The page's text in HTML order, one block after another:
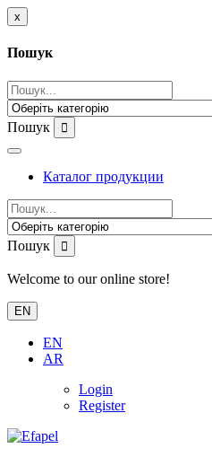
x
Пошук
Пошук
Каталог продукции
Пошук
Welcome to our online store!
EN
EN
AR
Login
Register